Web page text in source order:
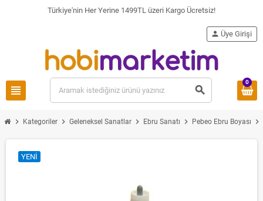
Türkiye'nin Her Yerine 1499TL üzeri Kargo Ücretsiz!
view_headline search
person Üye Girişi
0
chevron_right Kategoriler chevron_right Geleneksel Sanatlar chevron_right Ebru Sanatı chevron_right Pebeo Ebru Boyası chevron_right
YENI